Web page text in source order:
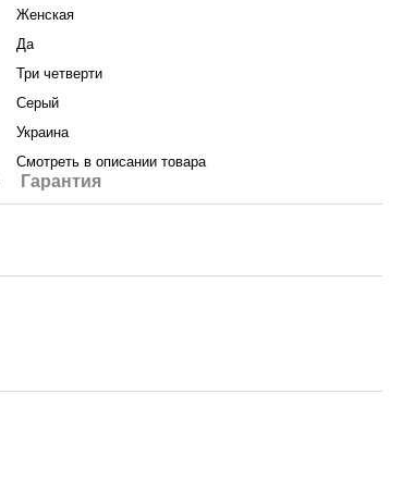
Женская
Да
Три четверти
Серый
Украина
Смотреть в описании товара
Гарантия